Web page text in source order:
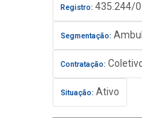
Registro: 435.244/
Segmentação:
Contratação:
Situação: Ativo